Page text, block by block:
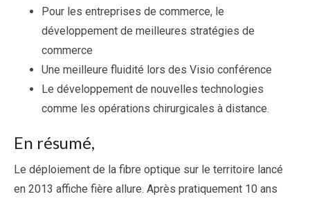
Pour les entreprises de commerce, le
développement de meilleures stratégies de
commerce
Une meilleure fluidité lors des Visio conférence
Le développement de nouvelles technologies
comme les opérations chirurgicales à distance.
En résumé,
Le déploiement de la fibre optique sur le territoire lancé
en 2013 affiche fière allure. Après pratiquement 10 ans